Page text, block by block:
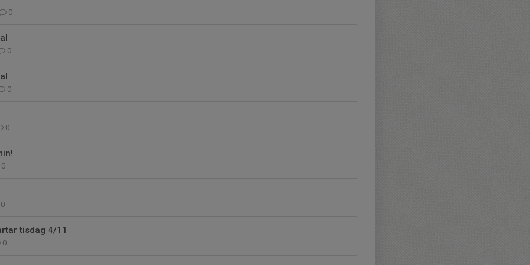
0
0
0
0
0
tisdag 4/11
0